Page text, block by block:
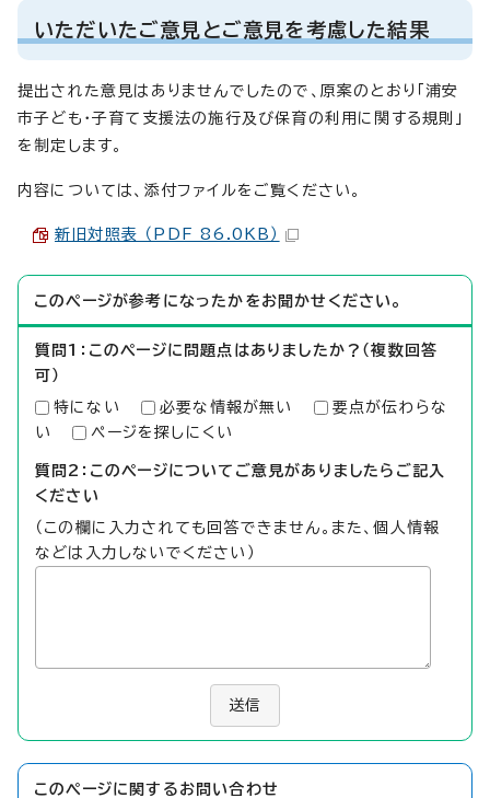
いただいたご意見とご意見を考慮した結果
提出された意見はありませんでしたので、原案のとおり「浦安
市子ども・子育て支援法の施行及び保育の利用に関する規則」
を制定します。
内容については、添付ファイルをご覧ください。
新旧対照表 （PDF 86.0KB）
このページが参考になったかをお聞かせください。
質問1：このページに問題点はありましたか？（複数回答
可）
特にない 必要な情報が無い
要点が伝わらな
い
ページを探しにくい
質問2：このページについてご意見がありましたらご記入
ください
（この欄に入力されても回答できません。また、個人情報
などは入力しないでください）
送信
このページに関する お問い合わせ